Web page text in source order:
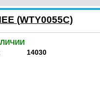
(WTY0055C)
14030